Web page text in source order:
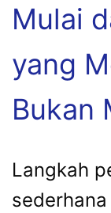
Mulai
yang
Bukan
Langkah